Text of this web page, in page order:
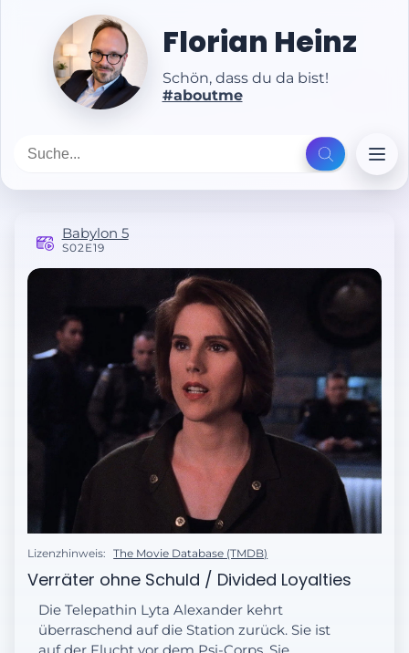
Florian Heinz
Schön, dass du da bist!
#aboutme
Babylon 5
S02E19
Lizenzhinweis: The Movie Database (TMDB)
Verräter ohne Schuld / Divided Loyalties
Die Telepathin Lyta Alexander kehrt
überraschend auf die Station zurück. Sie ist